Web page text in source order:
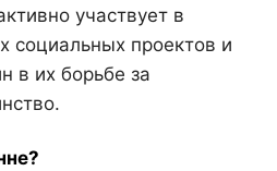
участвует в
социальных проектов и
в их борьбе за